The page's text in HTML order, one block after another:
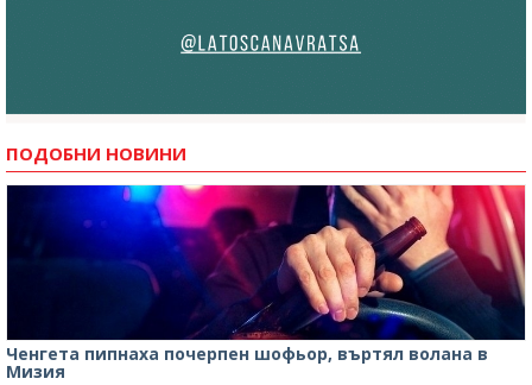
ПОДОБНИ НОВИНИ
Ченгета пипнаха почерпен шофьор, въртял волана в
Мизия